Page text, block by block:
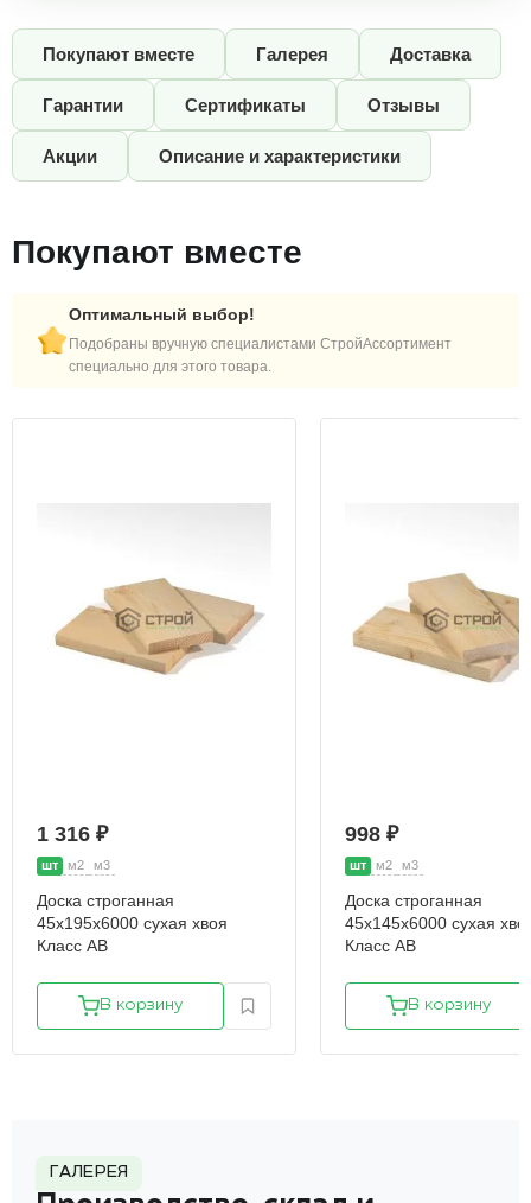
Покупают вместе Галерея Доставка
Гарантии Сертификаты Отзывы
Акции Описание и характеристики
Покупают вместе
Оптимальный выбор!
Подобраны вручную специалистами СтройАссортимент
специально для этого товара.
1 316 ₽
шт м2 м3
Доска строганная
45х195х6000 сухая хвоя
Класс АВ
В корзину
998 ₽
шт м2 м3
Доска строганная
45х145х6000 сухая
Класс АВ
В корзину
ГАЛЕРЕЯ